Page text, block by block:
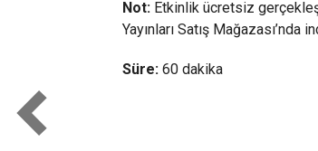
Not:Etkinlik ücretsiz
Yayınları Satış Mağazası’nda
Süre: 60 dakika